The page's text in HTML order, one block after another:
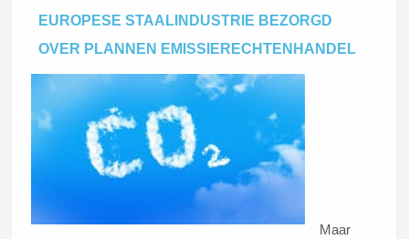
EUROPESE STAALINDUSTRIE BEZORGD
OVER PLANNEN EMISSIERECHTENHANDEL
Maar